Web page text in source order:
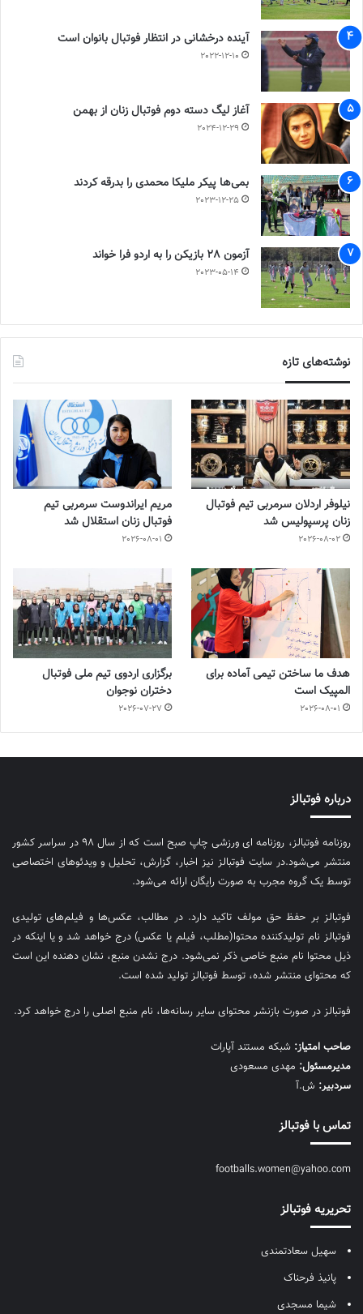
آینده درخشانی در انتظار فوتبال بانوان است
2022-12-10
آغاز لیگ دسته دوم فوتبال زنان از بهمن
2024-12-29
بمی‌ها پیکر ملیکا محمدی را بدرقه کردند
2023-12-25
آزمون 28 بازیکن را به اردو فرا خواند
2023-05-14
نوشته‌های تازه
نیلوفر اردلان سرمربی تیم فوتبال
زنان پرسپولیس شد
2026-08-02
مریم ایراندوست سرمربی تیم
فوتبال زنان استقلال شد
2026-08-01
هدف ما ساختن تیمی آماده برای
المپیک است
2026-08-01
برگزاری اردوی تیم ملی فوتبال
دختران نوجوان
2026-07-27
درباره فوتبالز
روزنامه فوتبالز، روزنامه ای ورزشی چاپ صبح است که از سال ۹۸ در سراسر کشور
منتشر می‌شود.در سایت فوتبالز نیز اخبار، گزارش، تحلیل و ویدئوهای اختصاصی
توسط یک گروه مجرب به صورت رایگان ارائه می‌شود.
فوتبالز بر حفظ حق مولف تاکید دارد. در مطالب، عکس‌ها و فیلم‌های تولیدی
فوتبالز نام تولیدکننده محتوا(مطلب، فیلم یا عکس) درج خواهد شد و یا اینکه در
ذیل محتوا نام منبع خاصی ذکر نمی‌‎شود. درج نشدن منبع، نشان دهنده این است
که محتوای منتشر شده، توسط فوتبالز تولید شده است.
فوتبالز در صورت بازنشر محتوای سایر رسانه‌ها، نام منبع اصلی را درج خواهد کرد.
صاحب امتیاز: شبکه مستند آپارات
مديرمسئول: مهدی مسعودی
سردبیر: ش.آ
تماس با فوتبالز
footballs.women@yahoo.com
تحریریه فوتبالز
سهیل سعادتمندی
پانیذ فرحناک
شیما مسجدی